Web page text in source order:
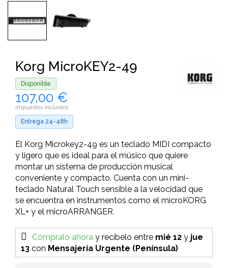
Korg MicroKEY2-49
Disponible
107,00 €
Impuestos incluidos
Entrega 24-48h
El Korg Microkey2-49 es un teclado MIDI compacto
y ligero que es ideal para el músico que quiere
montar un sistema de producción musical
conveniente y compacto. Cuenta con un mini-
teclado Natural Touch sensible a la velocidad que
se encuentra en instrumentos como el microKORG
XL+ y el microARRANGER.
Cómpralo ahora y recíbelo entre mié 12 y jue
13 con Mensajería Urgente (Península)